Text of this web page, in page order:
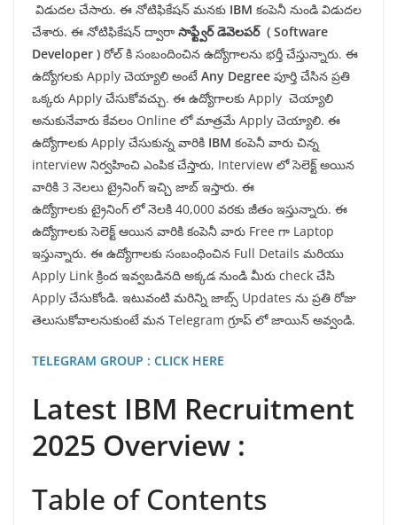
విడుదల చేసారు. ఈ నోటిఫికేషన్ మనకు IBM కంపెనీ నుండి విడుదల
చేశారు. ఈ నోటిఫికేషన్ ద్వారా సాఫ్ట్వేర్ డెవెలపర్ ( Software
Developer ) రోల్ కి సంబందించిన ఉద్యోగాలను భర్తీ చేస్తున్నారు. ఈ
ఉద్యోగలకు Apply చెయ్యాలి అంటే Any Degree పూర్తి చేసిన ప్రతి
ఒక్కరు Apply చేసుకోవచ్చు. ఈ ఉద్యోగాలకు Apply చెయ్యాలి
అనుకునేవారు కేవలం Online లో మాత్రమే Apply చెయ్యాలి. ఈ
ఉద్యోగాలకు Apply చేసుకున్న వారికి IBM కంపెనీ వారు చిన్న
interview నిర్వహించి ఎంపిక చేస్తారు, Interview లో సెలెక్ట్ అయిన
వారికి 3 నెలలు ట్రైనింగ్ ఇచ్చి జాబ్ ఇస్తారు. ఈ
ఉద్యోగాలకు ట్రైనింగ్ లో నెలకి 40,000 వరకు జీతం ఇస్తున్నారు. ఈ
ఉద్యోగాలకు సెలెక్ట్ ఆయిన వారికి కంపెనీ వారు Free గా Laptop
ఇస్తున్నారు. ఈ ఉద్యోగాలకు సంబంధించిన Full Details మరియు
Apply Link క్రింద ఇవ్వబడినది అక్కడ నుండి మీరు check చేసి
Apply చేసుకోండి. ఇటువంటి మరిన్ని జాబ్స్ Updates ను ప్రతి రోజు
తెలుసుకోవాలనుకుంటే మన Telegram గ్రూప్ లో జాయిన్ అవ్వండి.
TELEGRAM GROUP : CLICK HERE
Latest IBM Recruitment
2025 Overview :
Table of Contents